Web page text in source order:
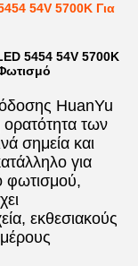
54V 5700K Για
5454 54V 5700K
HuanYu
των
σημεία και
για
φωτισμού,
εκθεσιακούς